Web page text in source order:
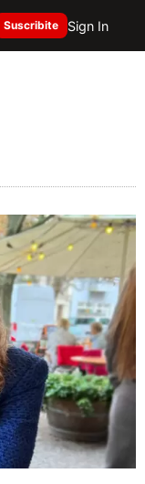
Suscribite Sign In